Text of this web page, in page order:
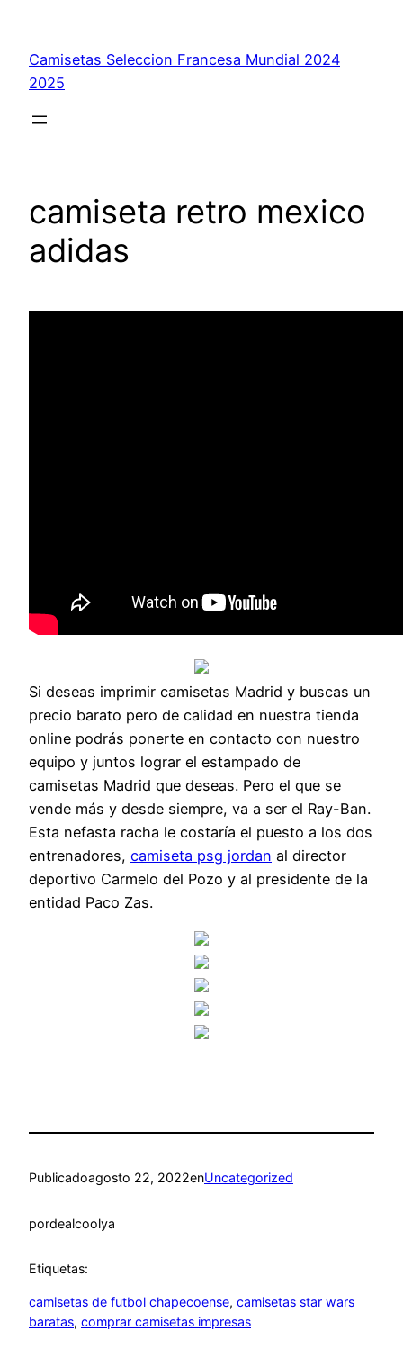
contenido
Camisetas Seleccion Francesa Mundial 2024
2025
camiseta retro mexico
adidas
Si deseas imprimir camisetas Madrid y buscas un
precio barato pero de calidad en nuestra tienda
online podrás ponerte en contacto con nuestro
equipo y juntos lograr el estampado de
camisetas Madrid que deseas. Pero el que se
vende más y desde siempre, va a ser el Ray-Ban.
Esta nefasta racha le costaría el puesto a los dos
entrenadores, camiseta psg jordan al director
deportivo Carmelo del Pozo y al presidente de la
entidad Paco Zas.
Publicadoagosto 22, 2022enUncategorized
pordealcoolya
Etiquetas:
camisetas de futbol chapecoense, camisetas star wars
baratas, comprar camisetas impresas